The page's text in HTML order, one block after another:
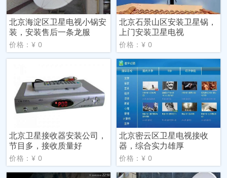
北京海淀区卫星电视小锅安
装，安装售后一条龙服
价格：¥ 0
北京石景山区安装卫星锅，
上门安装卫星电视
价格：¥ 0
北京卫星接收器安装公司，
节目多，接收质量好
价格：¥ 0
北京密云区卫星电视接收
器，综合实力雄厚
价格：¥ 0